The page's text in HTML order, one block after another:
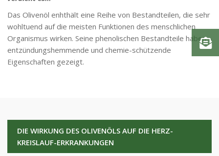
Das Olivenöl enhthält eine Reihe von Bestandteilen, die sehr
wohltuend auf die meisten Funktionen des menschlichen
Organismus wirken. Seine phenolischen Bestandteile haben
entzündungshemmende und chemie-schützende
Eigenschaften gezeigt.
DIE WIRKUNG DES OLIVENÖLS AUF DIE HERZ-
KREISLAUF-ERKRANKUNGEN